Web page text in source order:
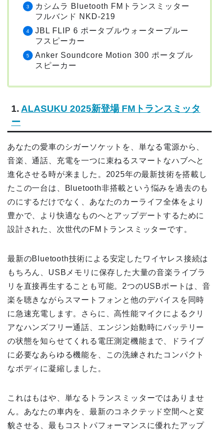
カシムラ Bluetooth FMトランスミッター
フルバンド NKD-219
JBL FLIP 6 ポータブルウォータープルー
フスピーカー
Anker Soundcore Motion 300 ポータブル
スピーカー
1. ALASUKU 2025新登場 FMトランスミッタ
ー
あなたの愛車のシガーソケットを、単なる電源から、
音楽、通話、充電を一つに束ねるスマートなハブへと
進化させる時が来ました。2025年の最新技術を搭載し
たこの一台は、Bluetooth非搭載という悩みを過去のも
のにするだけでなく、あなたのカーライフ全体をより
豊かで、より快適なものへとアップデートするために
設計された、次世代のFMトランスミッターです。
最新のBluetooth技術による安定したワイヤレス接続は
もちろん、USBメモリに保存した大量の音楽ライブラ
リを直接再生することも可能。2つのUSBポートは、音
楽を聴きながらスマートフォンと他のデバイスを同時
に急速充電します。さらに、高性能マイクによるクリ
アなハンズフリー通話、エンジン始動時にバッテリー
の状態を知らせてくれる電圧測定機能まで、ドライブ
に必要なあらゆる機能を、この洗練されたコンパクト
なボディに凝縮しました。
これはもはや、単なるトランスミッターではありませ
ん。あなたの車内を、最新のコネクテッド空間へと変
貌させる、最もコストパフォーマンスに優れたアップ